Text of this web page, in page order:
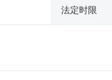
法定时限